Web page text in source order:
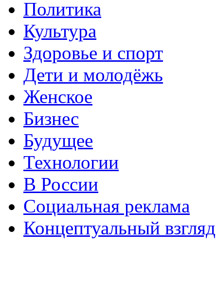
Политика
Культура
Здоровье и спорт
Дети и молодёжь
Женское
Бизнес
Будущее
Технологии
В России
Социальная реклама
Концептуальный взгляд